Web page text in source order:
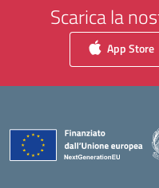
Scarica la
App Store